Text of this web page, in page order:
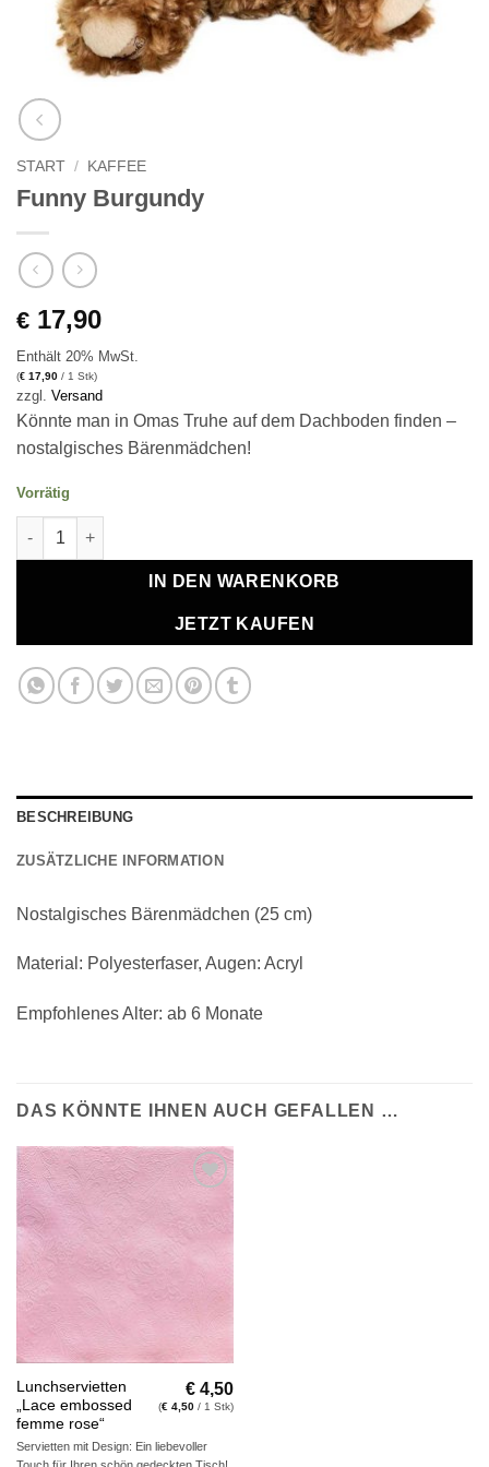
START / KAFFEE
Funny Burgundy
€ 17,90
Enthält 20% MwSt.
(€ 17,90 / 1 Stk)
zzgl. Versand
Könnte man in Omas Truhe auf dem Dachboden finden –
nostalgisches Bärenmädchen!
Vorrätig
Funny Burgundy Menge
IN DEN WARENKORB
JETZT KAUFEN
BESCHREIBUNG
ZUSÄTZLICHE INFORMATION
Nostalgisches Bärenmädchen (25 cm)
Material: Polyesterfaser, Augen: Acryl
Empfohlenes Alter: ab 6 Monate
DAS KÖNNTE IHNEN AUCH GEFALLEN …
Auf die
Lunchservietten
„Lace embossed
femme rose“
€ 4,50
(€ 4,50 / 1 Stk)
Servietten mit Design: Ein liebevoller